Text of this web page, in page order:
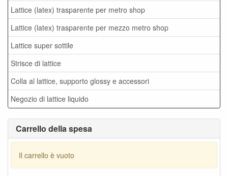
Lattice (latex) trasparente per metro shop
Lattice (latex) trasparente per mezzo metro shop
Lattice super sottile
Strisce di lattice
Colla al lattice, supporto glossy e accessori
Negozio di lattice liquido
Carrello della spesa
Il carrello è vuoto